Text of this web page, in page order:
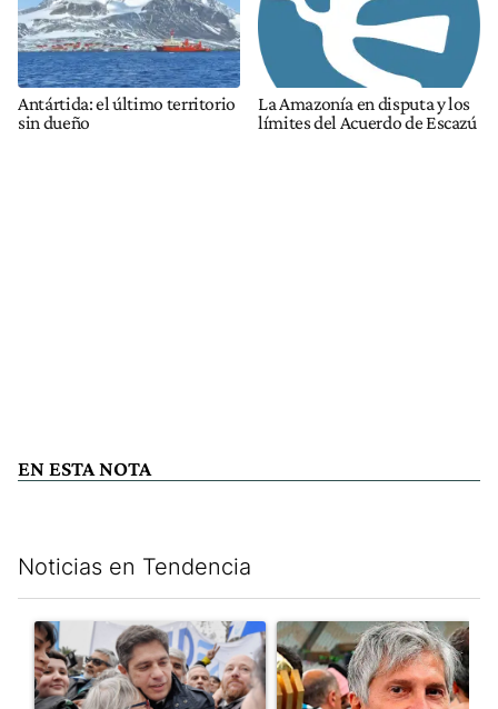
Antártida: el último territorio
sin dueño
La Amazonía en disputa y los
límites del Acuerdo de Escazú
EN ESTA NOTA
Noticias en Tendencia
Un artículo de tendencia con el título "Kicillof apuntó contra
Un artículo de tendencia con